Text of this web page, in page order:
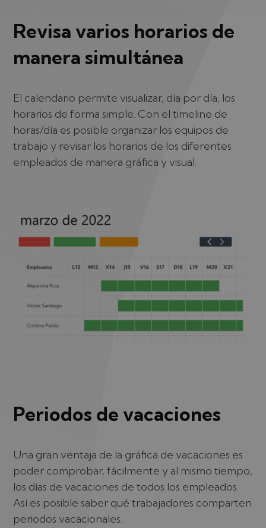
Revisa varios horarios de
manera simultánea
El calendario permite visualizar, día por día, los
horarios de forma simple. Con el timeline de
horas/día es posible organizar los equipos de
trabajo y revisar los horarios de los diferentes
empleados de manera gráfica y visual.
Periodos de vacaciones
Una gran ventaja de la gráfica de vacaciones es
poder comprobar, fácilmente y al mismo tiempo,
los días de vacaciones de todos los empleados.
Así es posible saber qué trabajadores comparten
periodos vacacionales.